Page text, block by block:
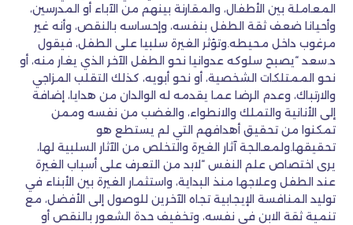
المعاملة بين الأطفال، والمقارنة بينهم من الآباء أو المدرسين،
وأحيانا ضعف ثقة الطفل بنفسه، وإحساسه بالنقص، وأنه غير
مرغوب داخل محيطه.وتؤثر الغيرة سلبيا على الطفل، فيقول
د.سعد “يصبح سلوكه عدوانيا نحو الطفل الآخر الذي يغار منه، أو
نحو الممتلكات الشخصية، أو نحو أبويه، كذلك التقلب المزاجي
والارتباك، وعدم الرضا عما يقدمه له الوالدان من هدايا، إضافة
إلى الأنانية والتملك والانطواء، والغضب من نفسه وممن
تمكنوا من تحقيق أهدافهم التي لم يستطع هو
تحقيقها.ولمعالجة آثار الغيرة والتخلص من الآثار السلبية لها،
يرى اختصاص علم النفس “لابد من التعرف على أسباب الغيرة
عند الطفل وعلاجها منذ البداية، واستثمار الغيرة بين الأبناء في
توليد المنافسة الإيجابية تجاه الآخرين للوصول إلى الأفضل، مع
تنمية ثقة الابن في نفسه، وتخفيف حدة الشعور بالنقص أو